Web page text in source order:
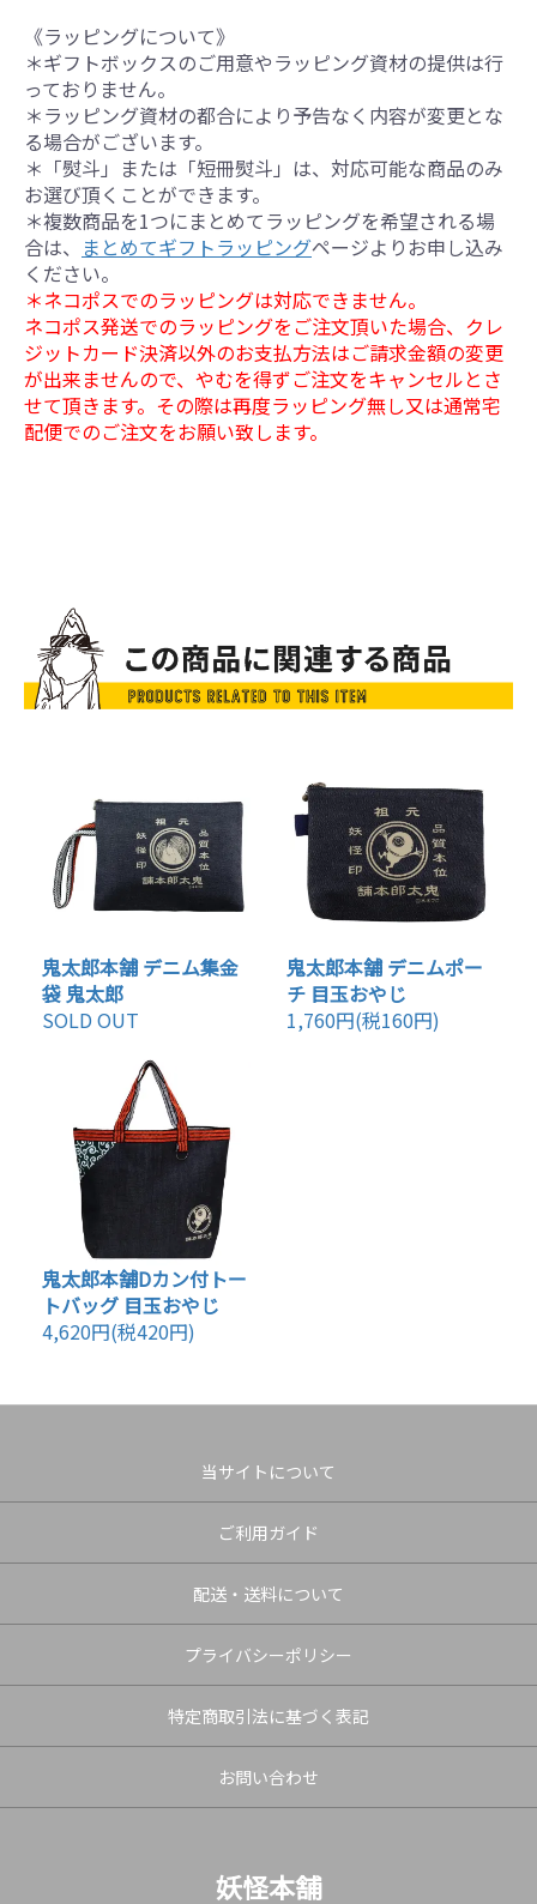
《ラッピングについて》
＊ギフトボックスのご用意やラッピング資材の提供は行
っておりません。
＊ラッピング資材の都合により予告なく内容が変更とな
る場合がございます。
＊「熨斗」または「短冊熨斗」は、対応可能な商品のみ
お選び頂くことができます。
＊複数商品を1つにまとめてラッピングを希望される場
合は、 まとめてギフトラッピングページよりお申し込み
ください。
＊ネコポスでのラッピングは対応できません。
ネコポス発送でのラッピングをご注文頂いた場合、クレ
ジットカード決済以外のお支払方法はご請求金額の変更
が出来ませんので、やむを得ずご注文をキャンセルとさ
せて頂きます。その際は再度ラッピング無し又は通常宅
配便でのご注文をお願い致します。
鬼太郎本舗 デニム集金
袋 鬼太郎
SOLD OUT
鬼太郎本舗 デニムポー
チ 目玉おやじ
1,760円(税160円)
鬼太郎本舗Dカン付トー
トバッグ 目玉おやじ
4,620円(税420円)
当サイトについて
ご利用ガイド
配送・送料について
プライバシーポリシー
特定商取引法に基づく表記
お問い合わせ
妖怪本舗